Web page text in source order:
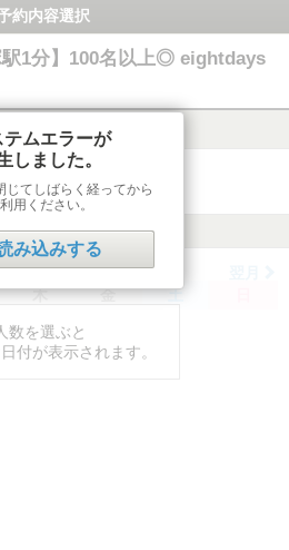
約内容選択
駅1分】100名以上◎ eightdays
木 金 土
数を選ぶと
付が表示されます。
テムエラーが
しました。
じてしばらく経ってから
用ください。
み込みする